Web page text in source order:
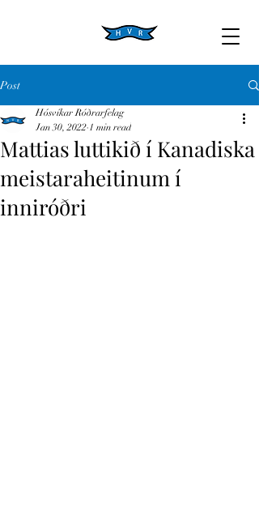
Post
Mattias luttikið í Kanadiska
meistaraheitinum í
inniróðri
Hósvíkar Róðrarfelag
Jan 30, 2022 1 min read